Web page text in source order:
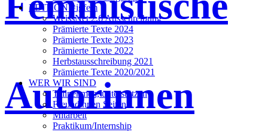
Autorinnen
EDITION ≠igfem
WeissNet 2.6 Ausschreibung
Prämierte Texte 2024
Prämierte Texte 2023
Prämierte Texte 2022
Herbstausschreibung 2021
Prämierte Texte 2020/2021
WER WIR SIND
Teilnehmen, unterstützen
Freundinnen Seiten
Mitarbeit
Praktikum/Internship